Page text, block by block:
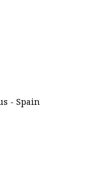
- Spain